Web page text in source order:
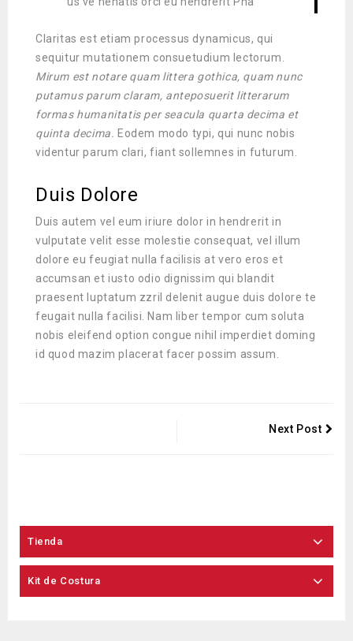
Claritas est etiam processus dynamicus, qui
sequitur mutationem consuetudium lectorum.
Mirum est notare quam littera gothica, quam nunc
putamus parum claram, anteposuerit litterarum
formas humanitatis per seacula quarta decima et
quinta decima. Eodem modo typi, qui nunc nobis
videntur parum clari, fiant sollemnes in futurum.
Duis Dolore
Duis autem vel eum iriure dolor in hendrerit in
vulputate velit esse molestie consequat, vel illum
dolore eu feugiat nulla facilisis at vero eros et
accumsan et iusto odio dignissim qui blandit
praesent luptatum zzril delenit augue duis dolore te
feugait nulla facilisi. Nam liber tempor cum soluta
nobis eleifend option congue nihil imperdiet doming
id quod mazim placerat facer possim assum.
Next Post
Tienda
Kit de Costura